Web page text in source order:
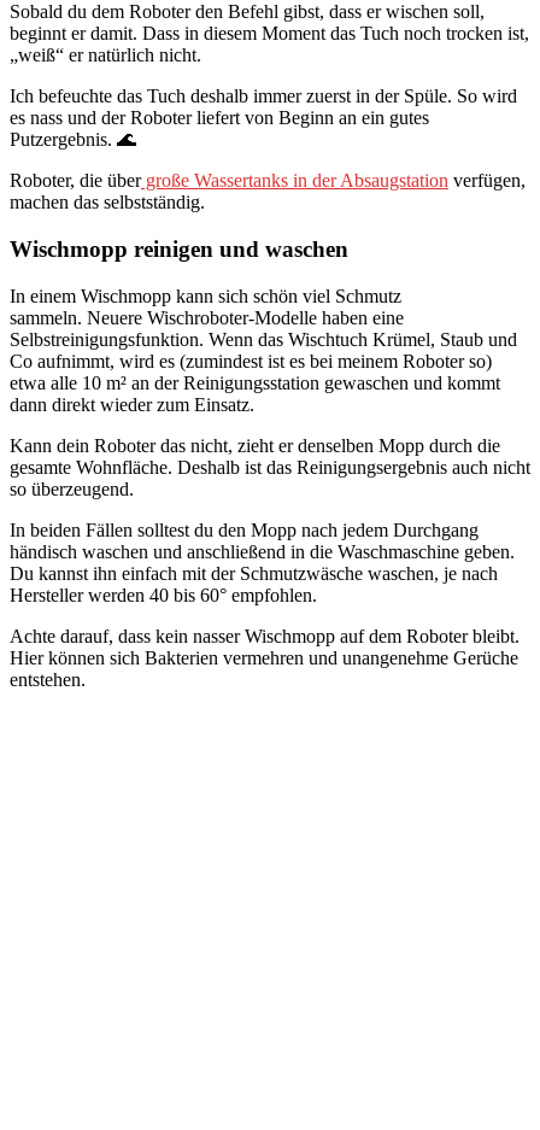
Sobald du dem Roboter den Befehl gibst, dass er wischen soll,
beginnt er damit. Dass in diesem Moment das Tuch noch trocken ist,
„weiß“ er natürlich nicht.
Ich befeuchte das Tuch deshalb immer zuerst in der Spüle. So wird
es nass und der Roboter liefert von Beginn an ein gutes
Putzergebnis. 🌊
Roboter, die übergroße Wassertanks in der Absaugstation verfügen,
machen das selbstständig.
Wischmopp reinigen und waschen
In einem Wischmopp kann sich schön viel Schmutz
sammeln. Neuere Wischroboter-Modelle haben eine
Selbstreinigungsfunktion. Wenn das Wischtuch Krümel, Staub und
Co aufnimmt, wird es (zumindest ist es bei meinem Roboter so)
etwa alle 10 m² an der Reinigungsstation gewaschen und kommt
dann direkt wieder zum Einsatz.
Kann dein Roboter das nicht, zieht er denselben Mopp durch die
gesamte Wohnfläche. Deshalb ist das Reinigungsergebnis auch nicht
so überzeugend.
In beiden Fällen solltest du den Mopp nach jedem Durchgang
händisch waschen und anschließend in die Waschmaschine geben.
Du kannst ihn einfach mit der Schmutzwäsche waschen, je nach
Hersteller werden 40 bis 60° empfohlen.
Achte darauf, dass kein nasser Wischmopp auf dem Roboter bleibt.
Hier können sich Bakterien vermehren und unangenehme Gerüche
entstehen.